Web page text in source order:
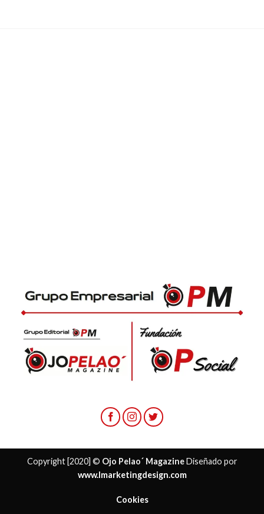
Copyright [2020] © Ojo Pelao´ MagazineDiseñado por
www.lmarketingdesign.com
Cookies